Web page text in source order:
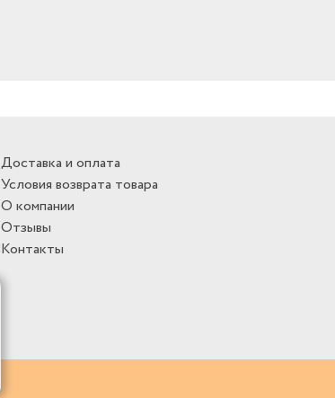
Доставка и оплата
Условия возврата товара
О компании
Отзывы
Контакты